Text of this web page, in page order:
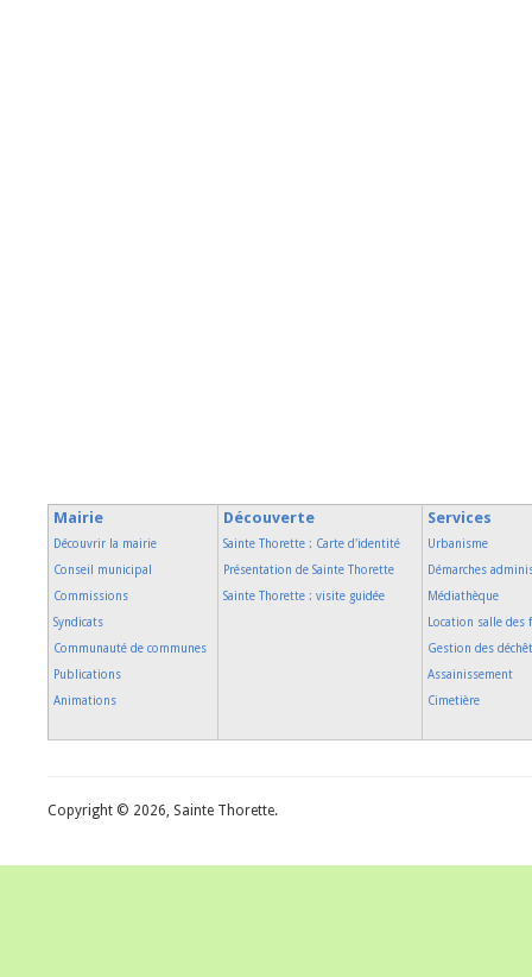
Mairie
Découvrir la mairie
Conseil municipal
Commissions
Syndicats
Communauté de communes
Publications
Animations
Découverte
Sainte Thorette : Carte d'identité
Présentation de Sainte Thorette
Sainte Thorette : visite guidée
Services
Urbanisme
Démarches
Médiathèque
Location salle des
Gestion des
Assainissement
Cimetière
Copyright © 2026, Sainte Thorette.